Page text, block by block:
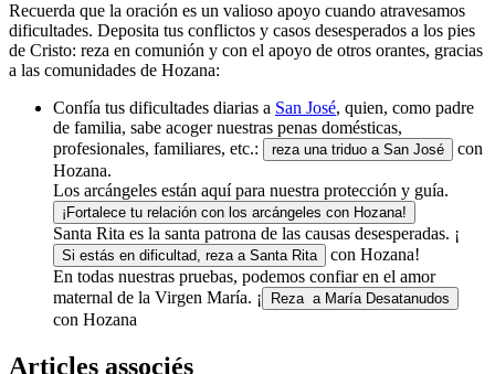
Recuerda que la oración es un valioso apoyo cuando atravesamos
dificultades. Deposita tus conflictos y casos desesperados a los pies
de Cristo: reza en comunión y con el apoyo de otros orantes, gracias
a las comunidades de Hozana:
Confía tus dificultades diarias a San José, quien, como padre
de familia, sabe acoger nuestras penas domésticas,
profesionales, familiares, etc.:
reza una triduo a San José
con
Hozana.
Los arcángeles están aquí para nuestra protección y guía.
¡Fortalece tu relación con los arcángeles con Hozana!
Santa Rita es la santa patrona de las causas desesperadas. ¡
Si estás en dificultad, reza a Santa Rita
con Hozana!
En todas nuestras pruebas, podemos confiar en el amor
maternal de la Virgen María. ¡
Reza a María Desatanudos
con Hozana
Articles associés